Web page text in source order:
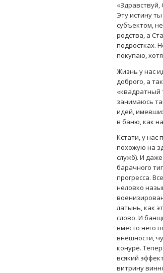
«Здравствуй,
Эту истину
субъектом,
родства, а
подростках.
покупаю,
Жизнь у нас
доброго, а
«квадратный
занимаюсь
идей,
в баню, как
Кстати, у
похожую на
служб). И
барачного
прогресса.
неловко
латынь, как
слово. И
вместо него
внешности,
конуре.
всякий
витрину